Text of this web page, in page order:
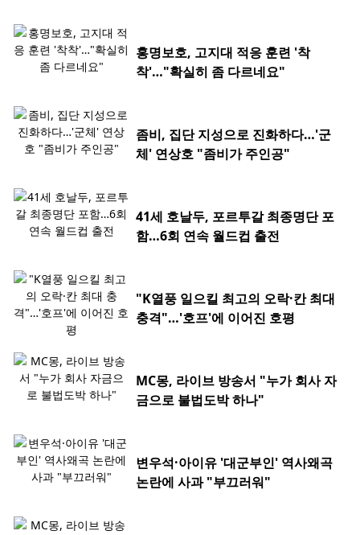
홍명보호, 고지대 적응 훈련 '착
착'…"확실히 좀 다르네요"
좀비, 집단 지성으로 진화하다…'군
체' 연상호 "좀비가 주인공"
41세 호날두, 포르투갈 최종명단 포
함…6회 연속 월드컵 출전
"K열풍 일으킬 최고의 오락·칸 최대
충격"…'호프'에 이어진 호평
MC몽, 라이브 방송서 "누가 회사 자
금으로 불법도박 하나"
변우석·아이유 '대군부인' 역사왜곡
논란에 사과 "부끄러워"